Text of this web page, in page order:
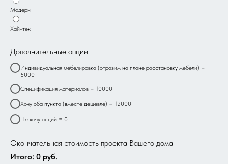
Модерн
Хай-тек
Дополнительные опции
Индивидуальная мебелировка (отразим на плане расстановку мебели) =
5000
Спецификация материалов = 10000
Хочу оба пункта (вместе дешевле) = 12000
Не хочу опций = 0
Окончательная стоимость проекта Вашего дома
Итого: 0 руб.